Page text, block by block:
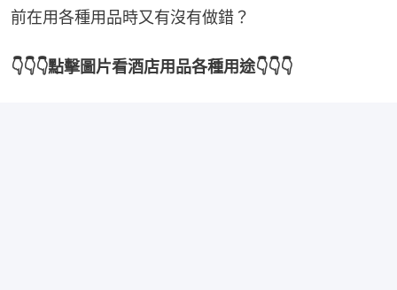
前在用各種用品時又有沒有做錯？
👇👇👇點擊圖片看酒店用品各種用途👇👇👇